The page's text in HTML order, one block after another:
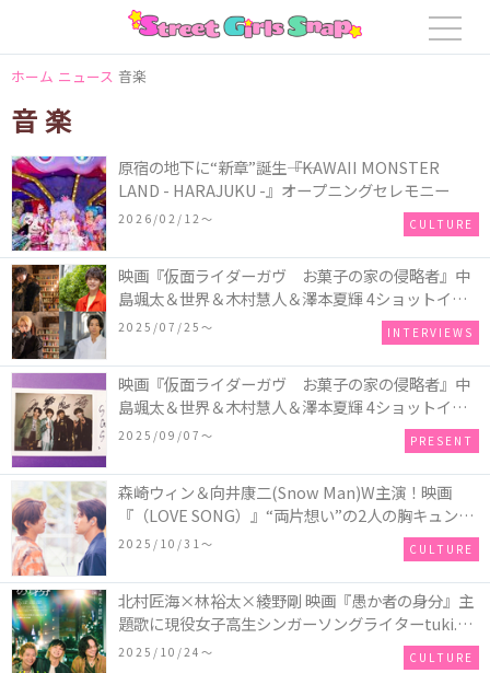
ホーム ニュース 音楽
音楽
原宿の地下に“新章”誕生――『KAWAII MONSTER
LAND - HARAJUKU -』オープニングセレモニー
2026/02/12〜 CULTURE
映画『仮面ライダーガヴ お菓子の家の侵略者』中
島颯太＆世界＆木村慧人＆澤本夏輝 4ショットイン
タビュー
2025/07/25〜 INTERVIEWS
映画『仮面ライダーガヴ お菓子の家の侵略者』中
島颯太＆世界＆木村慧人＆澤本夏輝 4ショットイン
タビュー記念 “直筆サイン入りチェキ”／1名様
2025/09/07〜 PRESENT
森崎ウィン＆向井康二(Snow Man)W主演！映画
『（LOVE SONG）』“両片想い”の2人の胸キュン必
至の瞬間を切り取った場面写真が到着！『映画ノベ
2025/10/31〜 CULTURE
北村匠海×林裕太×綾野剛 映画『愚か者の身分』主
題歌に現役⼥⼦⾼⽣シンガーソングライターtuki.が
決定！それぞれの⽣きざまをエモーショナルに描く
2025/10/24〜 CULTURE